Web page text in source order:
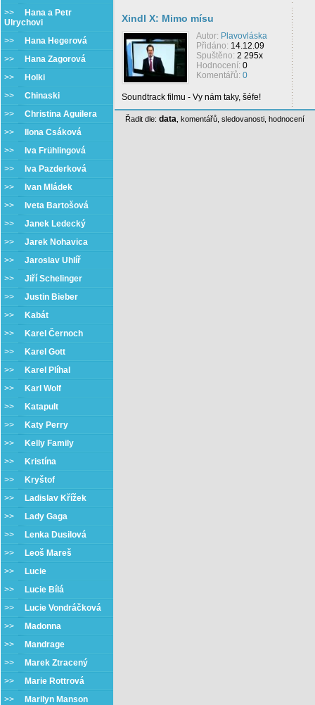
>>
Hana a Petr
Ulrychovi
>>
Hana Hegerová
>>
Hana Zagorová
>>
Holki
>> Chinaski
>> Christina Aguilera
>>
Ilona Csáková
>>
Iva Frühlingová
>>
Iva Pazderková
>>
Ivan Mládek
>>
Iveta Bartošová
>> Janek Ledecký
>> Jarek Nohavica
>> Jaroslav Uhlíř
>> Jiří Schelinger
>> Justin Bieber
>>
Kabát
>>
Karel Černoch
>>
Karel Gott
>>
Karel Plíhal
>>
Karl Wolf
>>
Katapult
>>
Katy Perry
>>
Kelly Family
>>
Kristína
>>
Kryštof
>>
Ladislav Křížek
>>
Lady Gaga
>>
Lenka Dusilová
>>
Leoš Mareš
>>
Lucie
>>
Lucie Bílá
>>
Lucie Vondráčková
>>
Madonna
>>
Mandrage
>>
Marek Ztracený
>>
Marie Rottrová
>>
Marilyn Manson
Xindl X: Mimo mísu
Autor: Plavovláska
Přidáno: 14.12.09
Spuštěno: 2 295x
Hodnocení: 0
Komentářů: 0
Soundtrack filmu - Vy nám taky, šéfe!
Řadit dle: data komentářů sledovanosti hodnocení